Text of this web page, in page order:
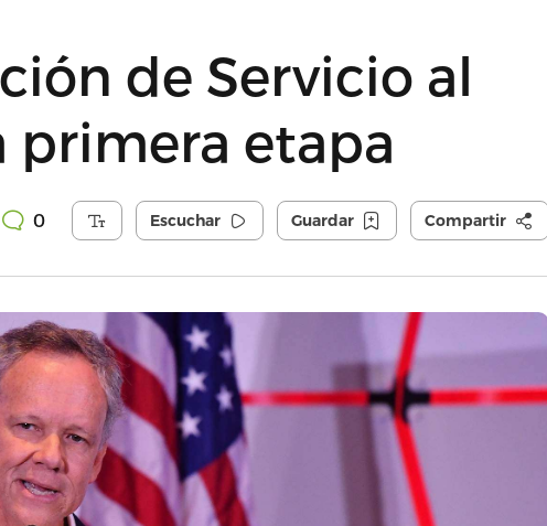
de Servicio al
primera etapa
0 Escuchar Guardar Compartir